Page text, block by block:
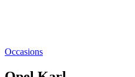
Occasions